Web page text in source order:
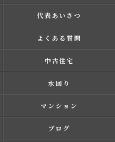
代表あいさつ
よくある質問
中古住宅
水回り
マンション
ブログ